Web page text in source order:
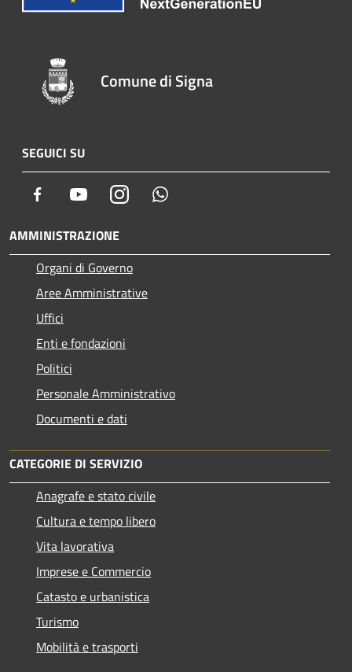
Comune di Signa
SEGUICI SU
Facebook YoutubeInstagram
AMMINISTRAZIONE
Organi di Governo
Aree Amministrative
Uffici
Enti e fondazioni
Politici
Personale Amministrativo
Documenti e dati
CATEGORIE DI SERVIZIO
Anagrafe e stato civile
Cultura e tempo libero
Vita lavorativa
Imprese e Commercio
Catasto e urbanistica
Turismo
Mobilità e trasporti